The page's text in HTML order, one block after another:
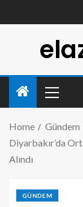
Home
Gündem
Diyarbakır’da
Alındı
GÜNDEM